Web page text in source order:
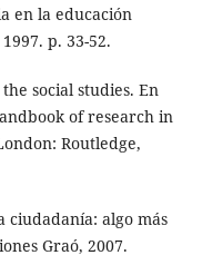
en la educación
p. 33-52.
social studies. En
of research in
Routledge,
ciudadanía: algo más
Graó, 2007.